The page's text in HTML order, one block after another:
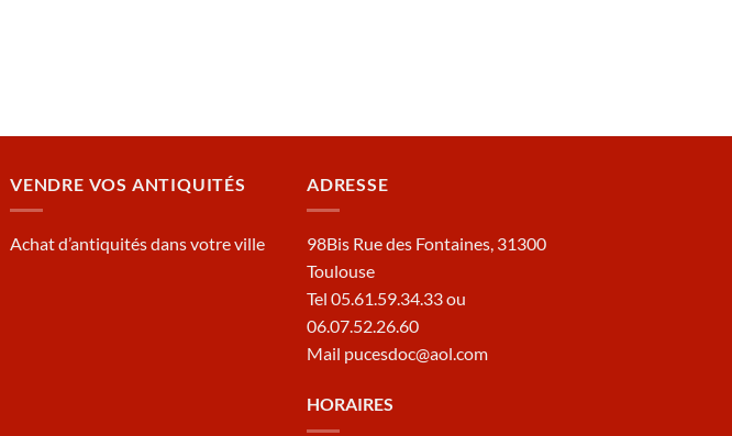
VENDRE VOS ANTIQUITÉS
Achat d’antiquités dans votre ville
ADRESSE
98Bis Rue des Fontaines, 31300
Toulouse
Tel 05.61.59.34.33 ou
06.07.52.26.60
Mail pucesdoc@aol.com
HORAIRES